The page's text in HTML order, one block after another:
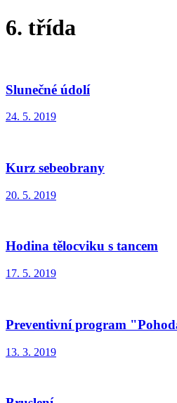
6. třída
Slunečné údolí
24. 5. 2019
Kurz sebeobrany
20. 5. 2019
Hodina tělocviku s tancem
17. 5. 2019
Preventivní program
13. 3. 2019